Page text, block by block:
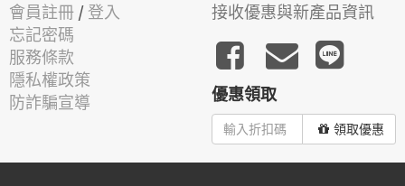
會員註冊 / 登入
忘記密碼
服務條款
隱私權政策
防詐騙宣導
接收優惠與新產品資訊
優惠領取
領取優惠